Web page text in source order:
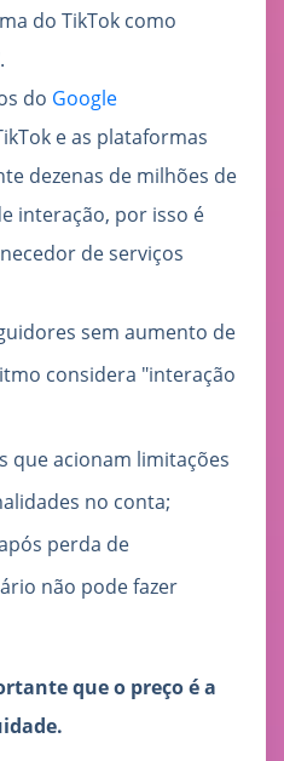
do TikTok como
do Google
e as plataformas
dezenas de milhões de
interação, por isso é
de serviços
sem aumento de
considera "interação
que acionam limitações
no conta;
perda de
não pode fazer
que o preço é a